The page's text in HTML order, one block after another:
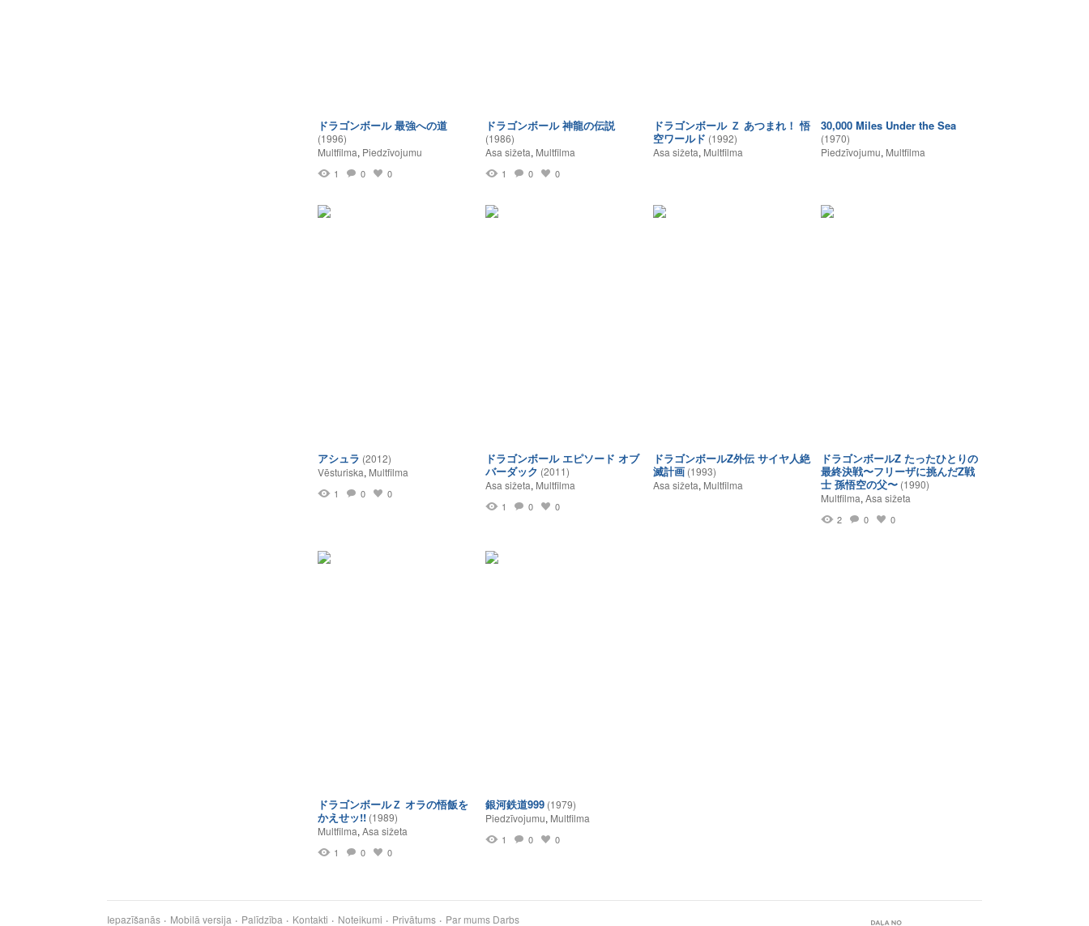
ドラゴンボール 最強への道
(1996)
Multfilma, Piedzīvojumu
1 0 0
ドラゴンボール 神龍の伝説
(1986)
Asa sižeta, Multfilma
1 0 0
ドラゴンボール Ｚ あつまれ！ 悟
空ワールド (1992)
Asa sižeta, Multfilma
30,000 Miles Under the Sea
(1970)
Piedzīvojumu, Multfilma
アシュラ (2012)
Vēsturiska, Multfilma
1 0 0
ドラゴンボール エピソード オブ
バーダック (2011)
Asa sižeta, Multfilma
1 0 0
ドラゴンボールZ外伝 サイヤ人絶
滅計画 (1993)
Asa sižeta, Multfilma
ドラゴンボールZ たったひとりの
最終決戦〜フリーザに挑んだZ戦
士 孫悟空の父〜 (1990)
Multfilma, Asa sižeta
2 0 0
ドラゴンボールＺ オラの悟飯を
かえせッ!! (1989)
Multfilma, Asa sižeta
1 0 0
銀河鉄道999 (1979)
Piedzīvojumu, Multfilma
1 0 0
Iepazīšanās Mobilā versija Palīdzība Kontakti Noteikumi Privātums Par mums Darbs